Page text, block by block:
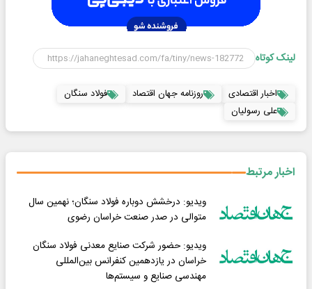
لینک کوتاه
اخبار اقتصادی روزنامه جهان اقتصاد
فولاد سنگان
علی رسولیان
اخبار مرتبط
ویدیو: درخشش دوباره فولاد سنگان؛ نهمین سال
متوالی در صدر صنعت خراسان رضوی
ویدیو: حضور شرکت صنایع معدنی فولاد سنگان
خراسان در یازدهمین کنفرانس بین‌المللی
مهندسی صنایع و سیستم‌ها